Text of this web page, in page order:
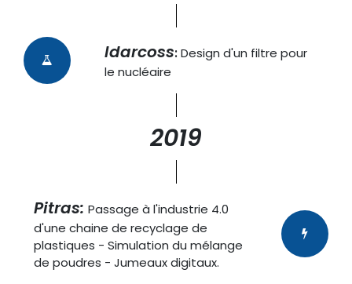
Idarcoss:Design d'un filtre pour
le nucléaire
2019
Pitras: Passage à l'industrie 4.0
d'une chaine de recyclage de
plastiques - Simulation du mélange
de poudres - Jumeaux digitaux.